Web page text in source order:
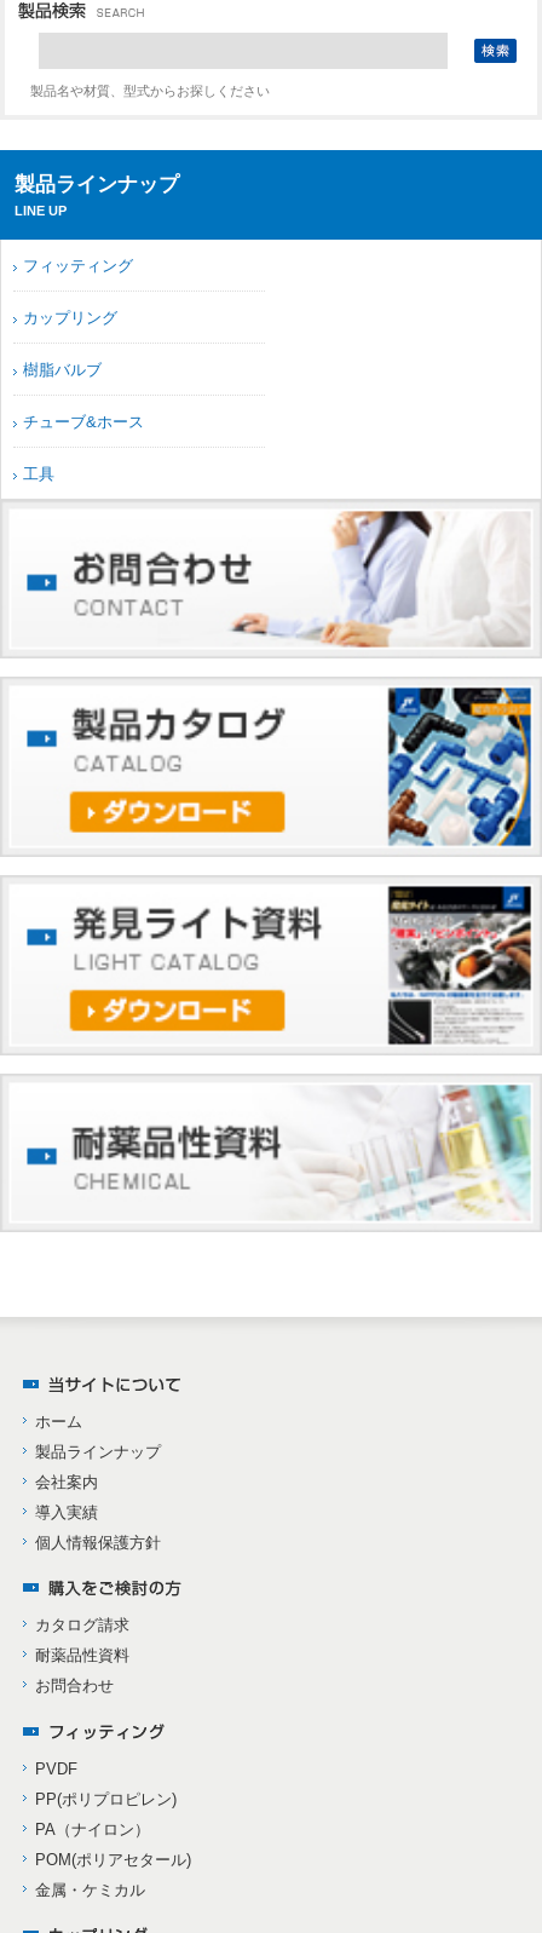
製品名や材質、型式からお探しください
製品ラインナップ
LINE UP
フィッティング
カップリング
樹脂バルブ
チューブ&ホース
工具
ホーム
製品ラインナップ
会社案内
導入実績
個人情報保護方針
カタログ請求
耐薬品性資料
お問合わせ
PVDF
PP(ポリプロピレン)
PA（ナイロン）
POM(ポリアセタール)
金属・ケミカル